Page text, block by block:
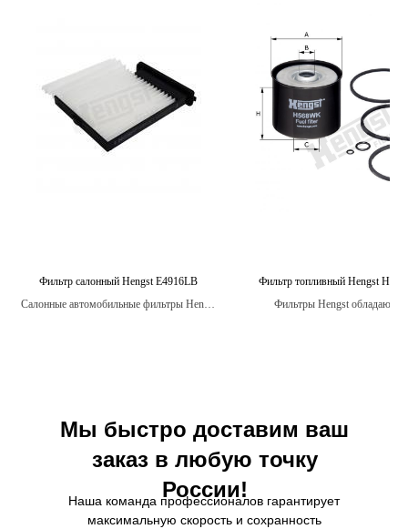
Фильтр салонный Hengst E4916LB
Салонные автомобильные фильтры Hengst
Фильтр топливный Hengst
Фильтры Hengst обладают
Мы быстро доставим ваш
заказ в любую точку
России!
Наша команда профессионалов гарантирует
максимальную скорость и сохранность